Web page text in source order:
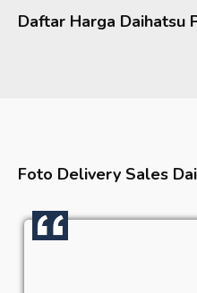
Daftar Harga Daihatsu
Foto Delivery Sales